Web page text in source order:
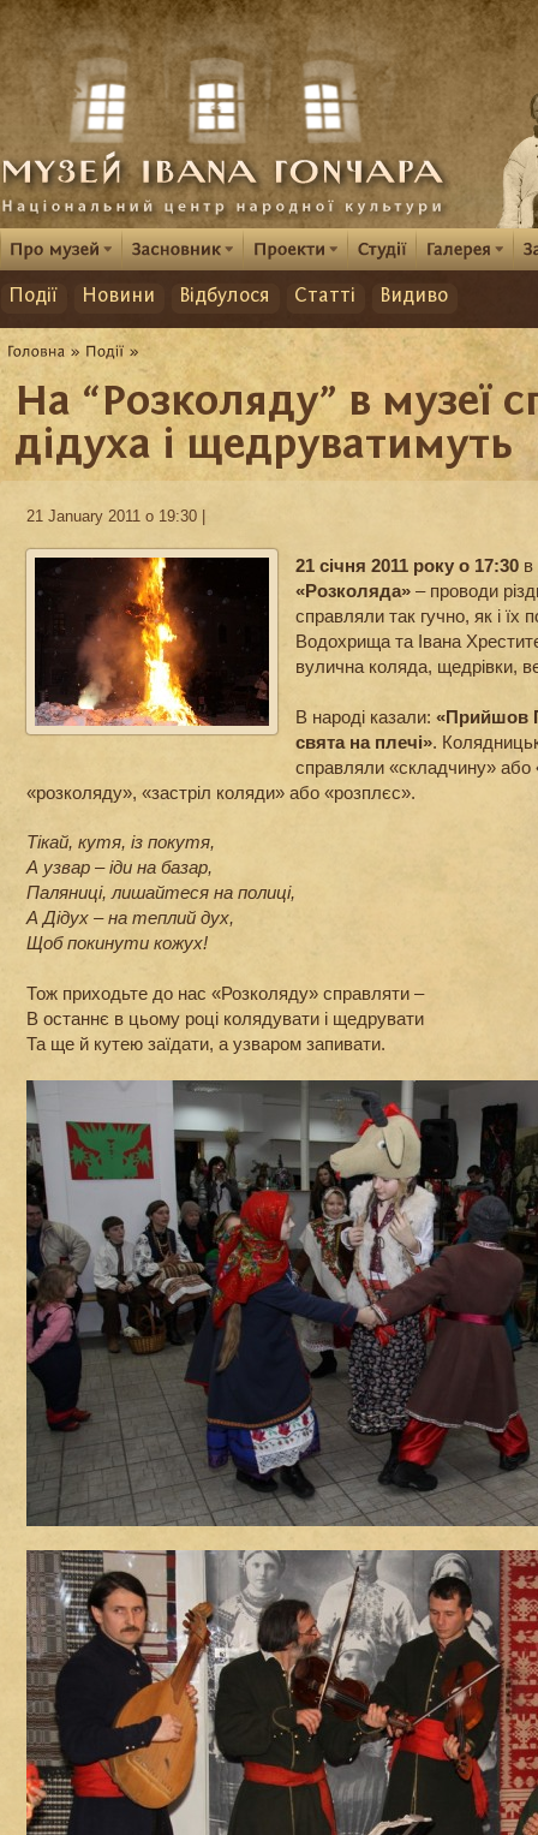
Події Новини Відбулося Статті Видиво
На “Розколяду” в музеї
дідуха і щедруватимуть
21 January 2011 о 19:30 |
21 січня 2011 року о 17:30
«Розколяда» – проводи
справляли так гучно, як і їх
Водохрища та Івана
вулична коляда, щедрівки,
В народі казали: «Прийшов
свята на плечі».
справляли «складчину» або
«розколяду», «застріл коляди» або «розплєс».
Тікай, кутя, із покутя,
А узвар – іди на базар,
Паляниці, лишайтеся на полиці,
А Дідух – на теплий дух,
Щоб покинути кожух!
Тож приходьте до нас «Розколяду» справляти –
В останнє в цьому році колядувати і щедрувати
Та ще й кутею заїдати, а узваром запивати.